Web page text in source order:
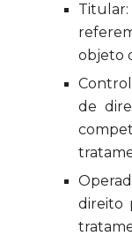
objeto
de
direito